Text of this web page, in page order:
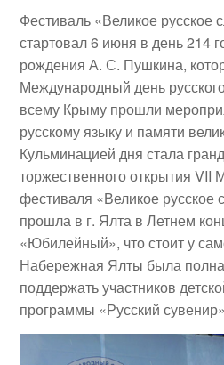
Фестиваль «Великое русское
стартовал 6 июня в день 214
рождения А. С. Пушкина,
Международный день
всему Крыму прошли
русскому языку и памяти
Кульминацией дня стала
торжественного открытия VII
фестиваля «Великое русское
прошла в г. Ялта в Летнем
«Юбилейный», что стоит у
Набережная Ялты была
поддержать участников
программы «Русский